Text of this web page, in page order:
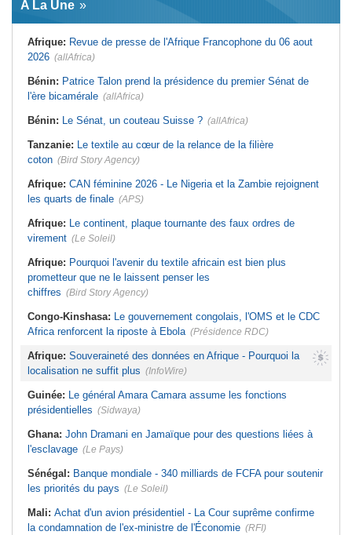
virement
Guinée:Le général Amara Camara
Ghana:John Dramani en Jamaïque
pour des questions liées à
Sénégal: Banque mondiale - 340
milliards de FCFA pour soutenir les
priorités du pays
Mali:Achat d'un avion présidentiel -
La Cour suprême confirme la
l'Économie
Algérie:France - L'affaire Mehdi
policière contre le narcotrafic
Monde arabe au Caire
Tunisie: Une maison entièrement
rétablissement du courant
A La Une
Afrique: Revue de presse de l'Afrique Francophone du 06 aout
2026 (allAfrica)
Bénin: Patrice Talon prend la présidence du premier Sénat de
l'ère bicamérale (allAfrica)
Bénin: Le Sénat, un couteau Suisse ? (allAfrica)
Tanzanie: Le textile au cœur de la relance de la filière
coton (Bird Story Agency)
Afrique: CAN féminine 2026 - Le Nigeria et la Zambie rejoignent
les quarts de finale (APS)
Afrique: Le continent, plaque tournante des faux ordres de
virement (Le Soleil)
Afrique: Pourquoi l'avenir du textile africain est bien plus
prometteur que ne le laissent penser les
chiffres (Bird Story Agency)
Congo-Kinshasa: Le gouvernement congolais, l'OMS et le CDC
Africa renforcent la riposte à Ebola (Présidence RDC)
Afrique: Souveraineté des données en Afrique - Pourquoi la
localisation ne suffit plus (InfoWire)
Guinée: Le général Amara Camara assume les fonctions
présidentielles (Sidwaya)
Ghana: John Dramani en Jamaïque pour des questions liées à
l'esclavage (Le Pays)
Sénégal: Banque mondiale - 340 milliards de FCFA pour soutenir
les priorités du pays (Le Soleil)
Mali: Achat d'un avion présidentiel - La Cour suprême confirme
la condamnation de l'ex-ministre de l'Économie (RFI)